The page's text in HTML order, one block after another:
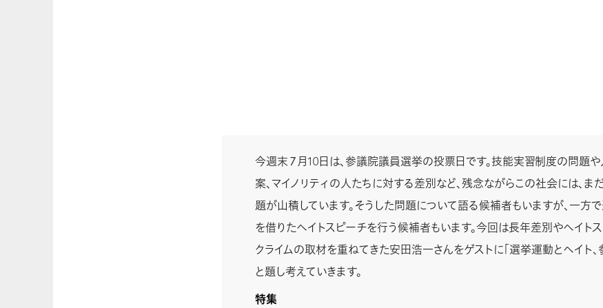
今週末７月10日は、参議院議員選挙の投票日です。技能実習制度の問題
案、マイノリティの人たちに対する差別など、残念ながらこの社会には、ま
題が山積しています。そうした問題について語る候補者もいますが、一方
を借りたヘイトスピーチを行う候補者もいます。今回は長年差別やヘイトス
クライムの取材を重ねてきた安田浩一さんをゲストに「選挙運動とヘイト、
と題し考えていきます。
特集